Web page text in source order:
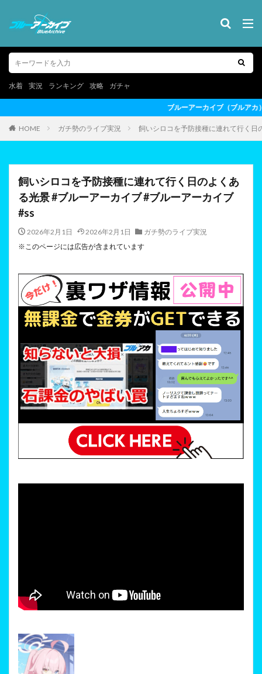
水着 実況 ランキング 攻略 ガチャ
ブルーアーカイブ（ブルアカ）の最新情報を動画形式でお届け
HOME ガチ勢のライブ実況 飼いシロコを予防接種に連れて行く日
飼いシロコを予防接種に連れて行く日のよくあ
る光景 #ブルーアーカイブ #ブルーアーカイブ
#ss
2026年2月1日 2026年2月1日
ガチ勢のライブ実況
※このページには広告が含まれています